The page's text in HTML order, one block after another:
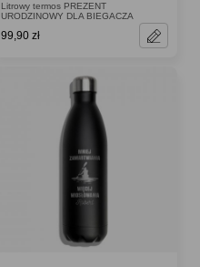
Litrowy termos PREZENT
URODZINOWY DLA BIEGACZA
99,90 zł